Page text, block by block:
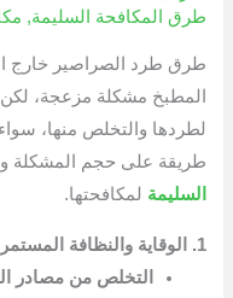
طرق المكافحة السليمة,
طرق طرد الصراصير خارج
المطبخ مشكلة مزعجة، لكن
لطردها والتخلص منها،
طريقة على حجم المشكلة
السليمة لمكافحتها.
1. الوقاية والنظافة المستمرة (أهم خطوة):
التخلص من مصادر